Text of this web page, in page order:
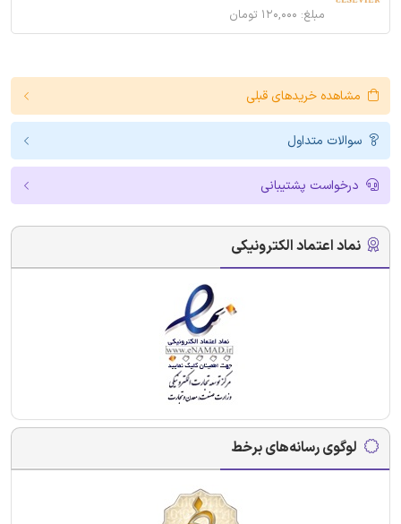
مبلغ: ۱۲۰,۰۰۰ تومان
مشاهده خریدهای قبلی
سوالات متداول
درخواست پشتیبانی
نماد اعتماد الکترونیکی
لوگوی رسانه‌های برخط